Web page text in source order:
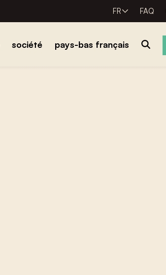
FR FAQ
société pays-bas français